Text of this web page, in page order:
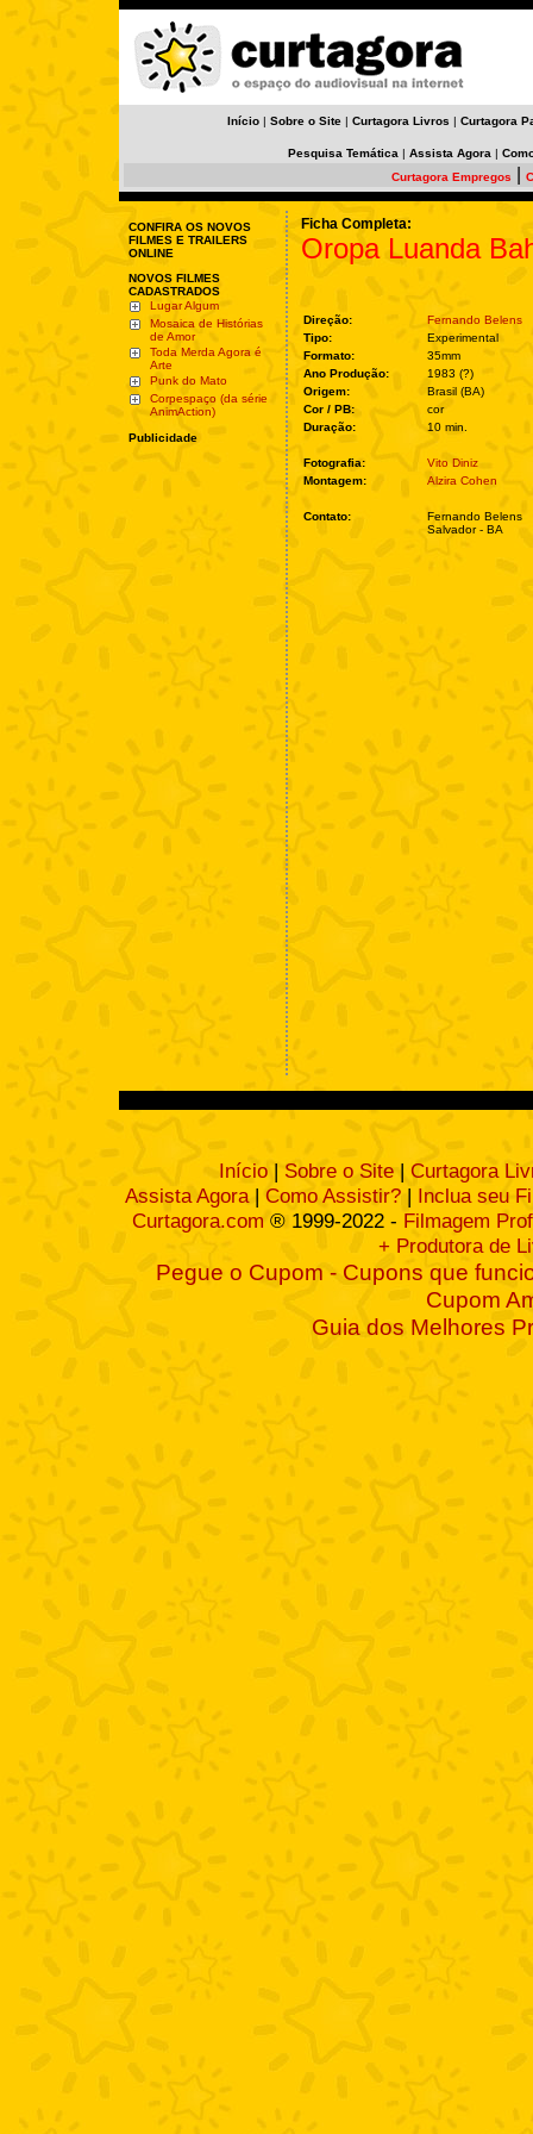
Início | Sobre o Site | Curtagora Livros | Curtagora
Pesquisa Temática | Assista Agora |
Curtagora Empregos
CONFIRA OS NOVOS
FILMES E TRAILERS
ONLINE
NOVOS FILMES
CADASTRADOS
Lugar Algum
Mosaica de Histórias
de Amor
Toda Merda Agora é
Arte
Punk do Mato
Corpespaço (da série
AnimAction)
Publicidade
Ficha Completa:
Oropa Luanda
Direção:
Fernando Belens
Tipo:
Experimental
Formato:
35mm
Ano Produção:
1983 (?)
Origem:
Brasil (BA)
Cor / PB:
cor
Duração:
10 min.
Fotografia:
Vito Diniz
Montagem:
Alzira Cohen
Contato:
Fernando Belens
Salvador - BA
Início | Sobre o Site | Curtagora
Assista Agora| Como Assistir? | Inclua seu
Curtagora.com ® 1999-2022 - Filmagem
+ Produtora de
Pegue o Cupom - Cupons que
Cupom
Guia dos Melhores